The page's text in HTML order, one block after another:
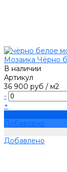
Мозаика Чёрно
В наличии
Артикул
36 900 руб / м2
-
+
Добавлено
Добавлено